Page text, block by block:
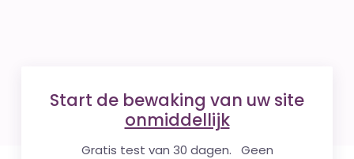
Start de bewaking van uw site
onmiddellijk
Gratis test van 30 dagen. Geen